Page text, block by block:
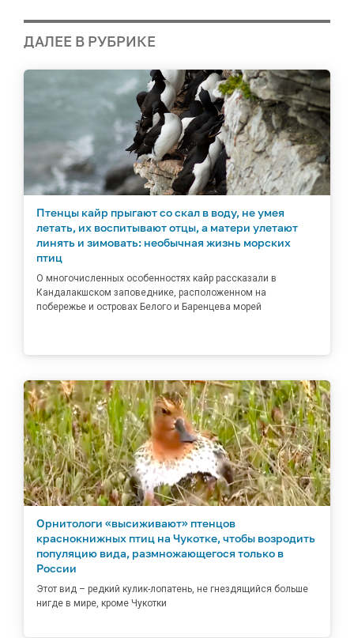
ДАЛЕЕ В РУБРИКЕ
Птенцы кайр прыгают со скал в воду, не умея
летать, их воспитывают отцы, а матери улетают
линять и зимовать: необычная жизнь морских
птиц
О многочисленных особенностях кайр рассказали в
Кандалакшском заповеднике, расположенном на
побережье и островах Белого и Баренцева морей
Орнитологи «высиживают» птенцов
краснокнижных птиц на Чукотке, чтобы возродить
популяцию вида, размножающегося только в
России
Этот вид – редкий кулик-лопатень, не гнездящийся больше
нигде в мире, кроме Чукотки